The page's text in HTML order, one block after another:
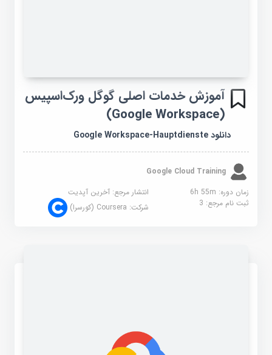
آموزش خدمات اصلی گوگل ورک‌اسپیس
(Google Workspace)
دانلود Google Workspace-Hauptdienste
Google Cloud Training
زمان دوره: 6h 55m
انتشار مرجع:آخرین آپدیت
ثبت نام مرجع:3 شرکت:Coursera (کورسرا)